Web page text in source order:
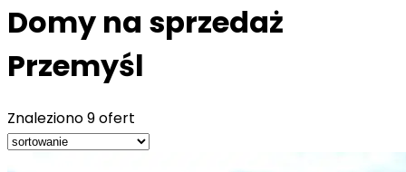
Domy na sprzedaż
Przemyśl
Znaleziono9 ofert